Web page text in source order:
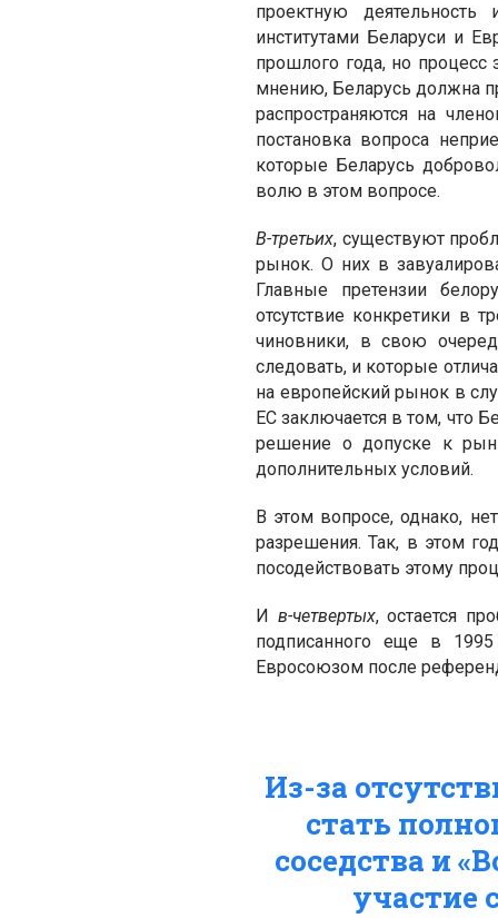
проектную
институтами Беларуси и
прошлого года, но процесс
мнению, Беларусь должна
распространяются на
постановка вопроса
которые Беларусь
волю в этом вопросе.
В-третьих, существуют
рынок. О них в
Главные претензии
отсутствие конкретики в
чиновники, в свою
следовать, и которые
на европейский рынок в
ЕС заключается в том, что
решение о допуске к
дополнительных условий.
В этом вопросе, однако,
разрешения. Так, в этом
посодействовать этому
И в-четвертых, остается
подписанного еще в 1995
Евросоюзом после
Из-за
стать
соседства и
участие